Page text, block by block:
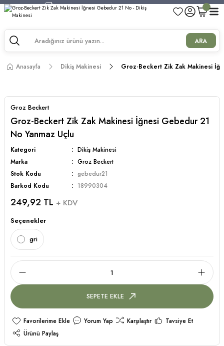
750 TL ve Üzeri Alışverişlerde Kargo Bedava!
750 TL ve Üzeri Alışverişlerde Kargo Bedava!
750 TL ve Üzeri Alışverişlerde Kargo Bedava!
ARA
Anasayfa Dikiş Makinesi Groz-Beckert Zik Zak Makinesi
Groz Beckert
Groz-Beckert Zik Zak Makinesi İğnesi Gebedur 21
No Yanmaz Uçlu
Kategori
Dikiş Makinesi
Marka
Groz Beckert
Stok Kodu
gebedur21
Barkod Kodu
18990304
249,92 TL + KDV
Seçenekler
gri
SEPETE EKLE
Yorum Yap Karşılaştır
Tavsiye Et
Ürünü Paylaş